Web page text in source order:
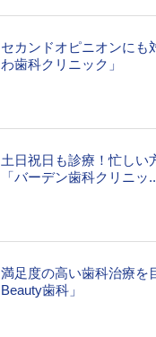
セカンドオピニオンにも
わ歯科クリニック」
土日祝日も診療！忙しい
「バーデン歯科クリニッ
満足度の高い歯科治療を
Beauty歯科」